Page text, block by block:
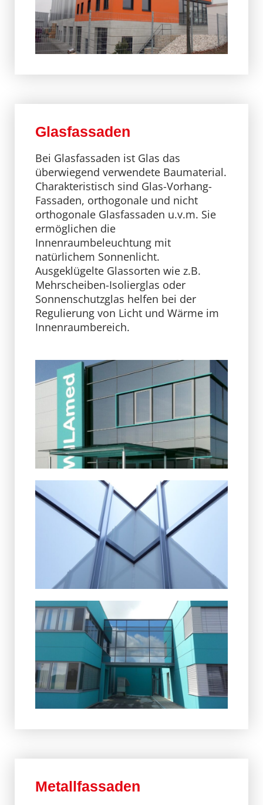
Glasfassaden
Bei Glasfassaden ist Glas das
überwiegend verwendete Baumaterial.
Charakteristisch sind Glas-Vorhang-
Fassaden, orthogonale und nicht
orthogonale Glasfassaden u.v.m. Sie
ermöglichen die
Innenraumbeleuchtung mit
natürlichem Sonnenlicht.
Ausgeklügelte Glassorten wie z.B.
Mehrscheiben-Isolierglas oder
Sonnenschutzglas helfen bei der
Regulierung von Licht und Wärme im
Innenraumbereich.
Metallfassaden